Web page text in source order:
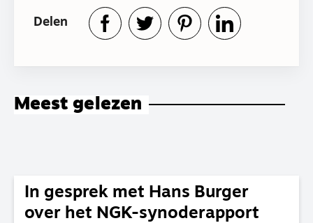
Delen
Meest gelezen
In gesprek met Hans Burger
over het NGK-synoderapport